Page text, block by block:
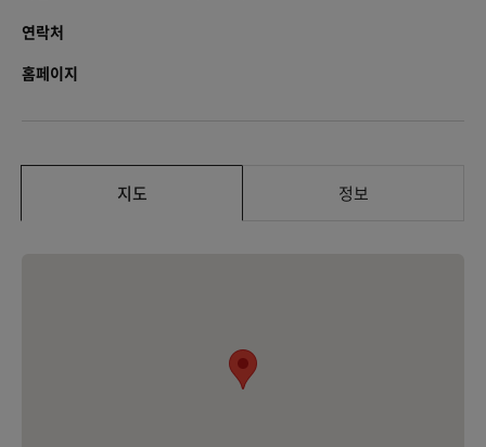
연락처
홈페이지
지도 정보